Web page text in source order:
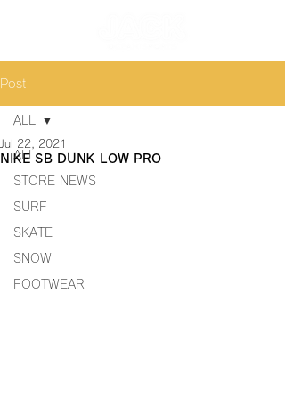
Post
ALL
STORE NEWS
SURF
SKATE
SNOW
FOOTWEAR
ALL
NIKE SB DUNK LOW PRO
Jul 22, 2021